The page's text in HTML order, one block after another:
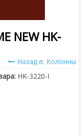
NEW HK-
Назад в: Колонны
HK-3220-I